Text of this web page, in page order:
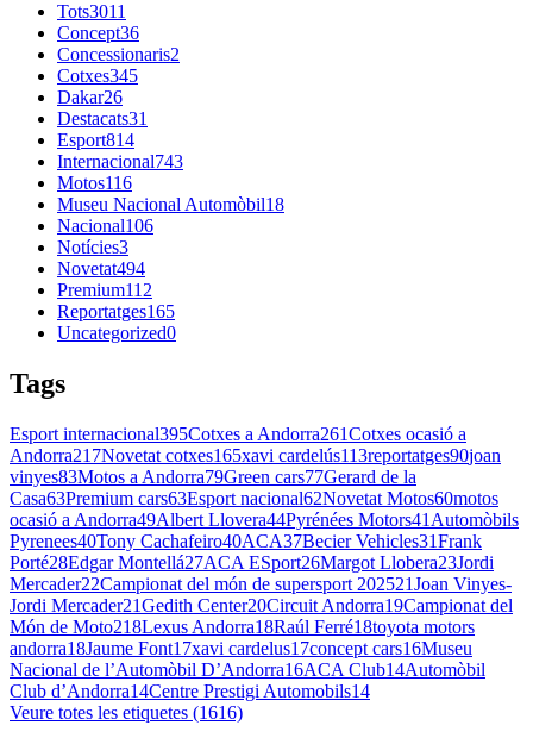
Tots3011
Concept36
Concessionaris2
Cotxes345
Dakar26
Destacats31
Esport814
Internacional743
Motos116
Museu Nacional Automòbil18
Nacional106
Notícies3
Novetat494
Premium112
Reportatges165
Uncategorized0
Tags
Esport internacional395Cotxes a Andorra261Cotxes ocasió a
Andorra217Novetat cotxes165xavi cardelús113reportatges90joan
vinyes83Motos a Andorra79Green cars77Gerard de la
Casa63Premium cars63Esport nacional62Novetat Motos60motos
ocasió a Andorra49Albert Llovera44Pyrénées Motors41 Automòbils
Pyrenees40Tony Cachafeiro40ACA37Becier Vehicles31Frank
Porté28Edgar Montellá27ACA ESport26Margot Llobera23Jordi
Mercader22Campionat del món de supersport 202521Joan Vinyes-
Jordi Mercader21Gedith Center20Circuit Andorra19Campionat del
Món de Moto218Lexus Andorra18Raúl Ferré18toyota motors
andorra18Jaume Font17xavi cardelus17concept cars16Museu
Nacional de l’Automòbil D’Andorra16ACA Club14Automòbil
Club d’Andorra14Centre Prestigi Automobils14
Veure totes les etiquetes (1616)